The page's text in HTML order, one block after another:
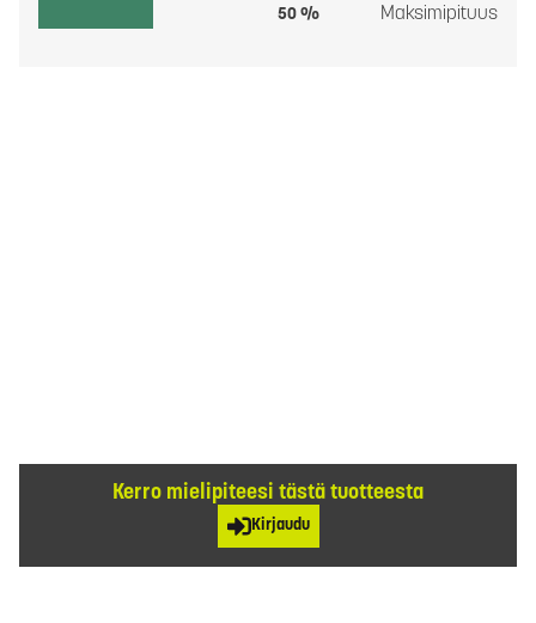
50 % Maksimipituus
Kerro mielipiteesi tästä tuotteesta
Kirjaudu